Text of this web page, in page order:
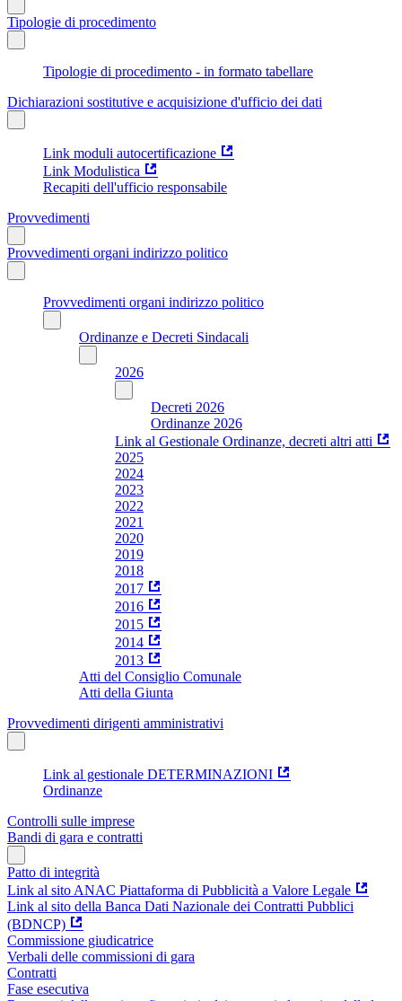
Tipologie di procedimento
Tipologie di procedimento - in formato tabellare
Dichiarazioni sostitutive e acquisizione d'ufficio dei dati
Link moduli autocertificazione
Link Modulistica
Recapiti dell'ufficio responsabile
Provvedimenti
Provvedimenti organi indirizzo politico
Provvedimenti organi indirizzo politico
Ordinanze e Decreti Sindacali
2026
Decreti 2026
Ordinanze 2026
Link al Gestionale Ordinanze, decreti altri atti
2025
2024
2023
2022
2021
2020
2019
2018
2017
2016
2015
2014
2013
Atti del Consiglio Comunale
Atti della Giunta
Provvedimenti dirigenti amministrativi
Link al gestionale DETERMINAZIONI
Ordinanze
Controlli sulle imprese
Bandi di gara e contratti
Patto di integrità
Link al sito ANAC Piattaforma di Pubblicità a Valore Legale
Link al sito della Banca Dati Nazionale dei Contratti Pubblici
(BDNCP)
Commissione giudicatrice
Verbali delle commissioni di gara
Contratti
Fase esecutiva